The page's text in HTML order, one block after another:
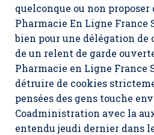
quelconque ou non proposer
Pharmacie En Ligne France
bien pour une délégation de
de un relent de garde
Pharmacie en Ligne France
détruire de cookies
pensées des gens touche
Coadministration avec la
entendu jeudi dernier dans